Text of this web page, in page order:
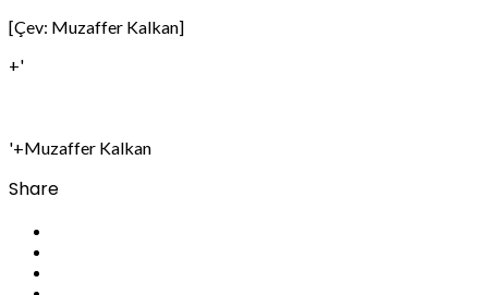
[Çev: Muzaffer Kalkan]
+'
'+Muzaffer Kalkan
Share